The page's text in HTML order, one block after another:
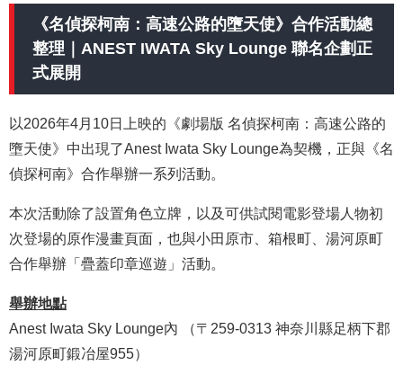
《名偵探柯南：高速公路的墮天使》合作活動總
整理｜ANEST IWATA Sky Lounge 聯名企劃正
式展開
以2026年4月10日上映的《劇場版 名偵探柯南：高速公路的
墮天使》中出現了Anest Iwata Sky Lounge為契機，正與《名
偵探柯南》合作舉辦一系列活動。
本次活動除了設置角色立牌，以及可供試閱電影登場人物初
次登場的原作漫畫頁面，也與小田原市、箱根町、湯河原町
合作舉辦「疊蓋印章巡遊」活動。
舉辦地點
Anest Iwata Sky Lounge內 （〒259-0313 神奈川縣足柄下郡
湯河原町鍛冶屋955）